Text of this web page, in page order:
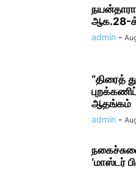
நயன்தாரா
ஆக.28-
admin -
“திரைத்
ஆதங்கம்
admin -
‘மாஸ்டர்